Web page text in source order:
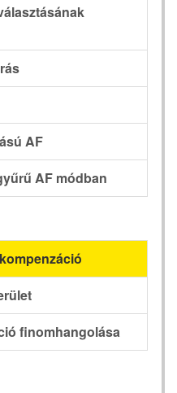
AF
AF módban
finomhangolása